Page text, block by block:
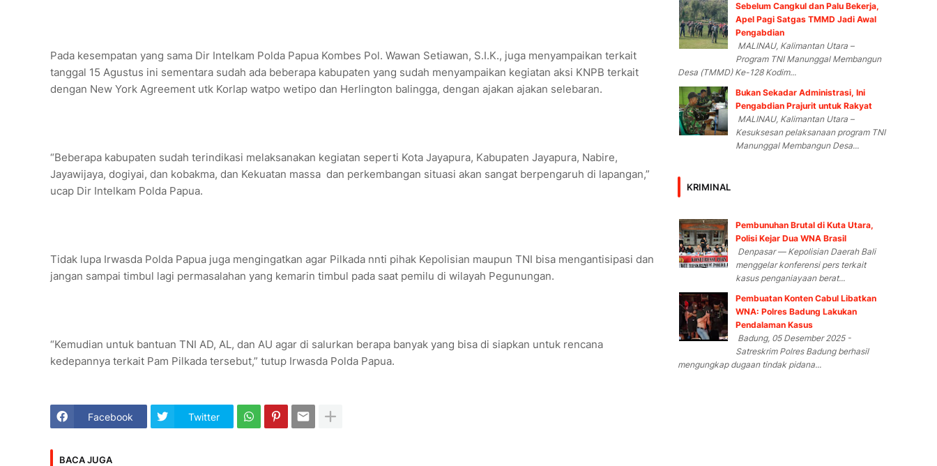
Pada kesempatan yang sama Dir Intelkam Polda Papua Kombes Pol. Wawan Setiawan, S.I.K., juga menyampaikan terkait
tanggal 15 Agustus ini sementara sudah ada beberapa kabupaten yang sudah menyampaikan kegiatan aksi KNPB terkait
dengan New York Agreement utk Korlap watpo wetipo dan Herlington balingga, dengan ajakan ajakan selebaran.
“Beberapa kabupaten sudah terindikasi melaksanakan kegiatan seperti Kota Jayapura, Kabupaten Jayapura, Nabire,
Jayawijaya, dogiyai, dan kobakma, dan Kekuatan massa dan perkembangan situasi akan sangat berpengaruh di lapangan,”
ucap Dir Intelkam Polda Papua.
Tidak lupa Irwasda Polda Papua juga mengingatkan agar Pilkada nnti pihak Kepolisian maupun TNI bisa mengantisipasi dan
jangan sampai timbul lagi permasalahan yang kemarin timbul pada saat pemilu di wilayah Pegunungan.
“Kemudian untuk bantuan TNI AD, AL, dan AU agar di salurkan berapa banyak yang bisa di siapkan untuk rencana
kedepannya terkait Pam Pilkada tersebut,” tutup Irwasda Polda Papua.
Facebook Twitter
BACA JUGA
Sebelum Cangkul dan Palu Bekerja,
Apel Pagi Satgas TMMD Jadi Awal
Pengabdian
MALINAU, Kalimantan Utara –
Program TNI Manunggal Membangun
Desa (TMMD) Ke-128 Kodim...
Bukan Sekadar Administrasi, Ini
Pengabdian Prajurit untuk Rakyat
MALINAU, Kalimantan Utara –
Kesuksesan pelaksanaan program TNI
Manunggal Membangun Desa...
KRIMINAL
Pembunuhan Brutal di Kuta Utara,
Polisi Kejar Dua WNA Brasil
Denpasar — Kepolisian Daerah Bali
menggelar konferensi pers terkait
kasus penganiayaan berat...
Pembuatan Konten Cabul Libatkan
WNA: Polres Badung Lakukan
Pendalaman Kasus
Badung, 05 Desember 2025 -
Satreskrim Polres Badung berhasil
mengungkap dugaan tindak pidana...